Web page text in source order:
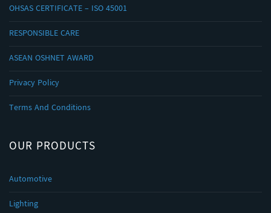
OHSAS CERTIFICATE – ISO 45001
RESPONSIBLE CARE
ASEAN OSHNET AWARD
Privacy Policy
Terms And Conditions
OUR PRODUCTS
Automotive
Lighting